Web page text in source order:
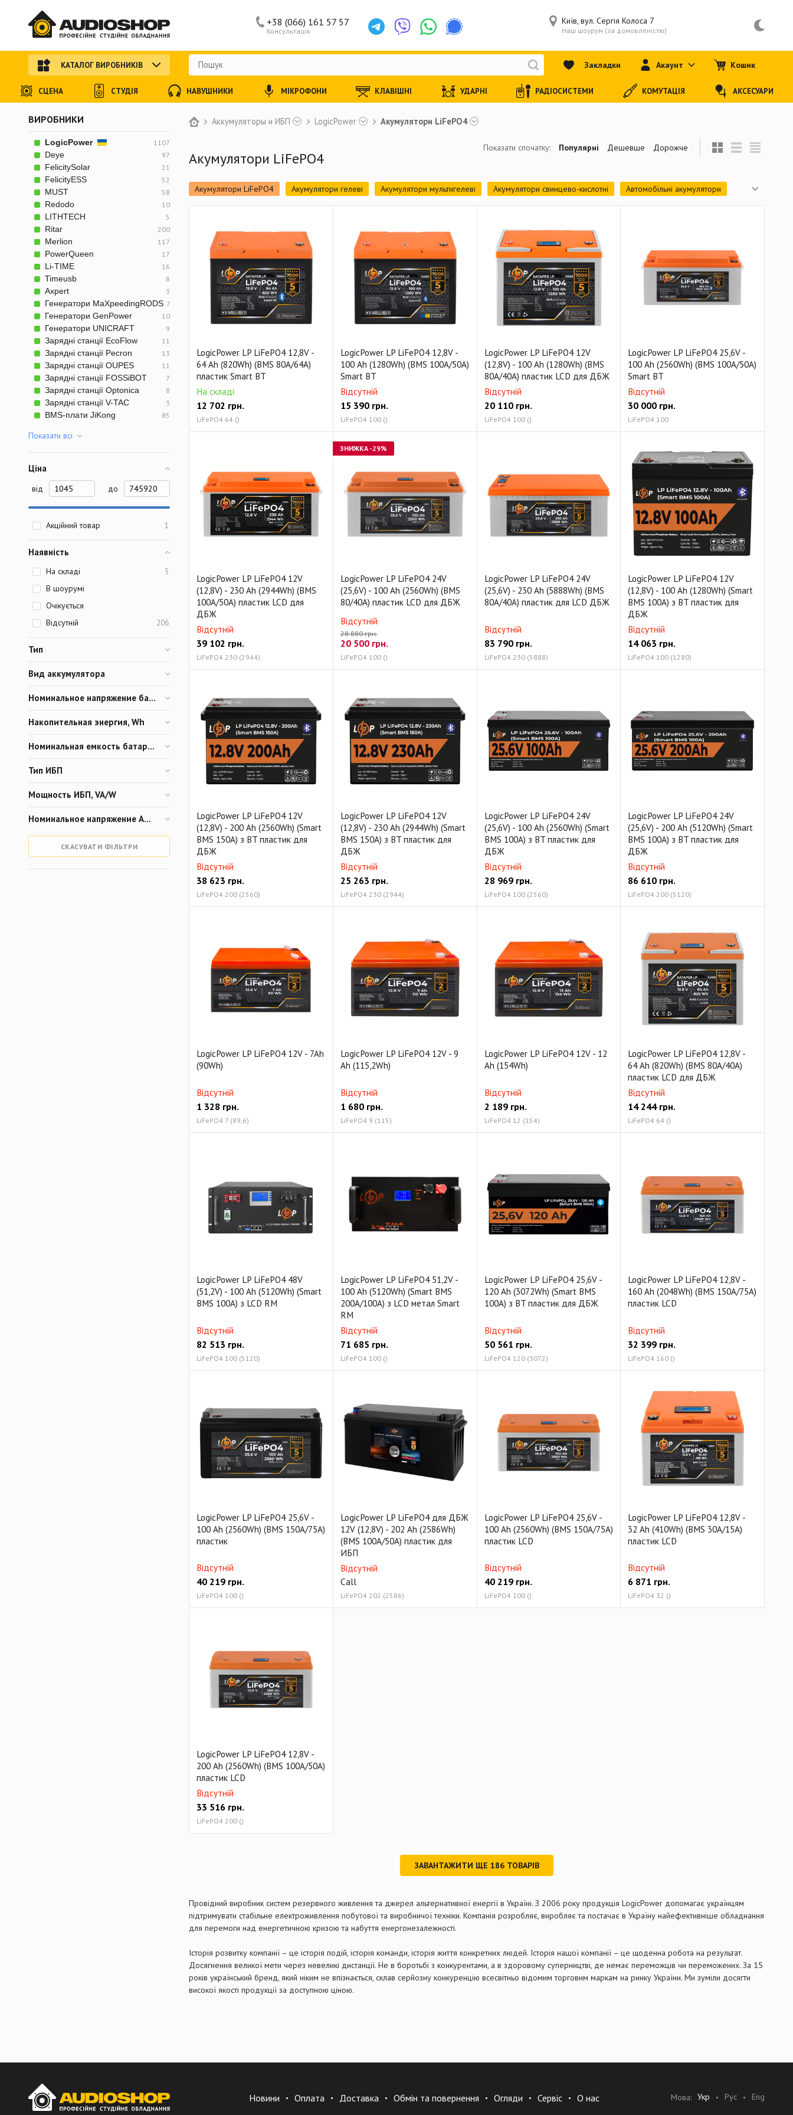
Аккумуляторы и ИБП LogicPower Акумулятори LiFePO4
Акумулятори LiFePO4
Акумулятори LiFePO4 Акумулятори гелеві Акумулятори мультигелеві Акумулятори свинцево-кислотні
Автомобільні акумулятори
ДБЖ (з синусоїдою)
Джерела безперебійного живлення для роутера ДБЖ (лінійно-інтерактивний)
ДБЖ (smart-online)
Зарядні станції
Готові комплекти Сонячні панелі Комплекти СЕС Сонячні інвертори
Системи кріплень для сонячних батарей
Акумулятори для сонячних станцій
Аксесуари для СЕС Стабілізатори напруги Зарядні пристрої
Блоки живлення
Сетевые фильтры
Аксесуари
LogicPower LP LiFePO4 12,8V -
64 Ah (820Wh) (BMS 80A/64А)
пластик Smart BT
На складі
12 702 грн.
LiFePO4 64 ()
LogicPower LP LiFePO4 12,8V -
100 Ah (1280Wh) (BMS 100A/50A)
Smart BT
Відсутній
15 390грн.
LiFePO4 100 ()
LogicPower LP LiFePO4 12V
(12,8V) - 100 Ah (1280Wh) (BMS
80A/40А) пластик LCD для ДБЖ
Відсутній
20 110грн.
LiFePO4 100 ()
LogicPower LP LiFePO4 25,6V -
100 Ah (2560Wh) (BMS 100A/50A)
Smart BT
Відсутній
30 000 грн.
LiFePO4 100
LogicPower LP LiFePO4 12V
(12,8V) - 230 Ah (2944Wh) (BMS
100A/50A) пластик LCD для
ДБЖ
Відсутній
39 102 грн.
LiFePO4 230 (2944)
LogicPower LP LiFePO4 24V
(25,6V) - 100 Ah (2560Wh) (BMS
80/40А) пластик LCD для ДБЖ
Відсутній
28 880 грн.
20 500грн.
LiFePO4 100 ()
ЗНИЖКА-29%
LogicPower LP LiFePO4 24V
(25,6V) - 230 Ah (5888Wh) (BMS
80A/40A) пластик для LCD ДБЖ
Відсутній
83 790грн.
LiFePO4 230 (5888)
LogicPower LP LiFePO4 12V
(12,8V) - 100 Ah (1280Wh) (Smart
BMS 100А) з BT пластик для
ДБЖ
Відсутній
14 063 грн.
LiFePO4 100 (1280)
LogicPower LP LiFePO4 12V
(12,8V) - 200 Ah (2560Wh) (Smart
BMS 150А) з BT пластик для
ДБЖ
Відсутній
38 623 грн.
LiFePO4 200 (2560)
LogicPower LP LiFePO4 12V
(12,8V) - 230 Ah (2944Wh) (Smart
BMS 150А) з BT пластик для
ДБЖ
Відсутній
25 263 грн.
LiFePO4 230 (2944)
LogicPower LP LiFePO4 24V
(25,6V) - 100 Ah (2560Wh) (Smart
BMS 100А) з BT пластик для
ДБЖ
Відсутній
28 969грн.
LiFePO4 100 (2560)
LogicPower LP LiFePO4 24V
(25,6V) - 200 Ah (5120Wh) (Smart
BMS 100А) з BT пластик для
ДБЖ
Відсутній
86 610 грн.
LiFePO4 200 (5120)
LogicPower LP LiFePO4 12V - 7Ah
(90Wh)
Відсутній
1 328 грн.
LiFePO4 7 (89,6)
LogicPower LP LiFePО4 12V - 9
Ah (115,2Wh)
Відсутній
1 680грн.
LiFePO4 9 (115)
LogicPower LP LiFePO4 12V - 12
Ah (154Wh)
Відсутній
2 189грн.
LiFePO4 12 (154)
LogicPower LP LiFePO4 12,8V -
64 Ah (820Wh) (BMS 80A/40А)
пластик LCD для ДБЖ
Відсутній
14 244грн.
LiFePO4 64 ()
LogicPower LP LiFePO4 48V
(51,2V) - 100 Ah (5120Wh) (Smart
BMS 100A) з LCD RM
Відсутній
82 513 грн.
LiFePO4 100 (5120)
LogicPower LP LiFePO4 51,2V -
100 Ah (5120Wh) (Smart BMS
200A/100А) з LCD метал Smart
RM
Відсутній
71 685 грн.
LiFePO4 100 ()
LogicPower LP LiFePO4 25,6V -
120 Ah (3072Wh) (Smart BMS
100А) з BT пластик для ДБЖ
Відсутній
50 561 грн.
LiFePO4 120 (3072)
LogicPower LP LiFePO4 12,8V -
160 Ah (2048Wh) (BMS 150A/75А)
пластик LCD
Відсутній
32 399 грн.
LiFePO4 160 ()
LogicPower LP LiFePO4 25,6V -
100 Ah (2560Wh) (BMS 150A/75А)
пластик
Відсутній
40 219 грн.
LiFePO4 100 ()
LogicPower LP LiFePO4 для ДБЖ
12V (12,8V) - 202 Ah (2586Wh)
(BMS 100A/50A) пластик для
ИБП
Відсутній
Call
LiFePO4 202 (2586)
LogicPower LP LiFePO4 25,6V -
100 Ah (2560Wh) (BMS 150A/75А)
пластик LCD
Відсутній
40 219грн.
LiFePO4 100 ()
LogicPower LP LiFePO4 12,8V -
32 Ah (410Wh) (BMS 30А/15A)
пластик LCD
Відсутній
6 871 грн.
LiFePO4 32 ()
LogicPower LP LiFePO4 12,8V -
200 Ah (2560Wh) (BMS 100A/50А)
пластик LCD
Відсутній
33 516 грн.
LiFePO4 200 ()
Показати спочатку: Популярні Дешевше Дорожче
ЗАВАНТАЖИТИ ЩЕ 186 ТОВАРІВ
Провідний виробник систем резервного живлення та джерел альтернативної енергії в Україні. З 2006 року продукція LogicPower допомагає українцям
підтримувати стабільне електроживлення побутової та виробничої техніки. Компанія розробляє, виробляє та постачає в Україну найефективніше обладнання
для перемоги над енергетичною кризою та набуття енергонезалежності.
Історія розвитку компанії – це історія подій, історія команди, історія життя конкретних людей. Історія нашої компанії – це щоденна робота на результат.
Досягнення великої мети через невеликі дистанції. Не в боротьбі з конкурентами, а в здоровому суперництві, де немає переможців чи переможених. За 15
років український бренд, який ніким не впізнається, склав серйозну конкуренцію всесвітньо відомим торговим маркам на ринку України. Ми зуміли досягти
високої якості продукції за доступною ціною.
ВИРОБНИКИ
LogicPower 1107
Deye 97
FelicitySolar 21
FelicityESS 52
MUST 58
Redodo 10
LITHTECH 5
Ritar 200
Merlion 117
PowerQueen 17
Li-TIME 16
Timeusb 8
Axpert 3
Генератори MaXpeedingRODS 7
Генератори GenPower 10
Генератори UNICRAFT 9
Зарядні станції EcoFlow 11
Зарядні станції Pecron 13
Зарядні станції OUPES 11
Зарядні станції FOSSiBOT 7
Зарядні станції Optonica 8
Зарядні станції V-TAC 3
BMS-плати JiKong 85
Показати всi
Ціна
від до
Акційний товар 1
Наявність
На складі 5
В шоурумі
Очікується
Відсутній
206
Тип
Вид аккумулятора
Номинальное напряжение батареи, V
Накопительная энергия, Wh
Номинальная емкость батареи, Ah
Тип ИБП
Мощность ИБП, VA/W
Номинальное напряжение АКБ, V
СКАСУВАТИ ФІЛЬТРИ
Консультація
+38 (066) 161 57 57 Київ, вул. Сергія Колоса 7
Наш шоурум (за домовленістю)
КАТАЛОГ ВИРОБНИКІВ Закладки Акаунт Кошик
СЦЕНА СТУДІЯ НАВУШНИКИ МІКРОФОНИ КЛАВІШНІ УДАРНІ РАДІОСИСТЕМИ КОМУТАЦІЯ АКСЕСУАРИ
Новини Оплата Доставка Обмін та повернення Огляди Сервіс О нас Мова: Укр Рус Eng